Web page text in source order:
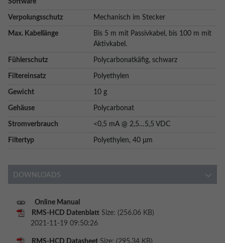
Software
Verpolungsschutz Mechanisch im Stecker
Max. Kabellänge
Bis 5 m mit Passivkabel, bis 100 m mit
Aktivkabel.
Fühlerschutz Polycarbonatkäfig, schwarz
Filtereinsatz Polyethylen
Gewicht 10 g
Gehäuse Polycarbonat
Stromverbrauch <0,5 mA @ 2,5…5,5 VDC
Filtertyp Polyethylen, 40 μm
DOWNLOADS
Online Manual
RMS-HCD Datenblatt Size: (256.06 KB)
2021-11-19 09:50:26
RMS-HCD Datasheet Size: (295.34 KB)